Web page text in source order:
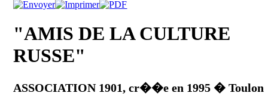
"AMIS DE LA CULTURE
RUSSE"
ASSOCIATION 1901, cr��e en 1995 � Toulon